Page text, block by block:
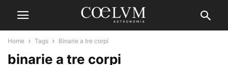
Home Tags Binarie a tre corpi
binarie a tre corpi